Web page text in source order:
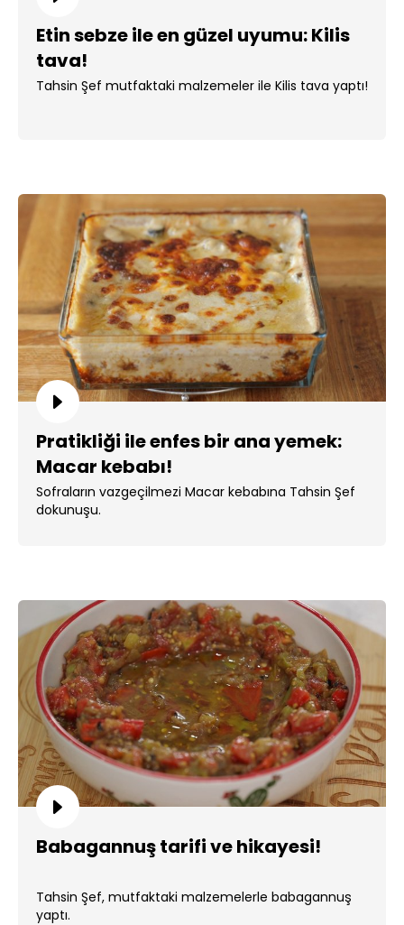
Etin sebze ile en güzel uyumu: Kilis
tava!
Tahsin Şef mutfaktaki malzemeler ile Kilis tava yaptı!
Pratikliği ile enfes bir ana yemek:
Macar kebabı!
Sofraların vazgeçilmezi Macar kebabına Tahsin Şef
dokunuşu.
Babagannuş tarifi ve hikayesi!
Tahsin Şef, mutfaktaki malzemelerle babagannuş
yaptı.